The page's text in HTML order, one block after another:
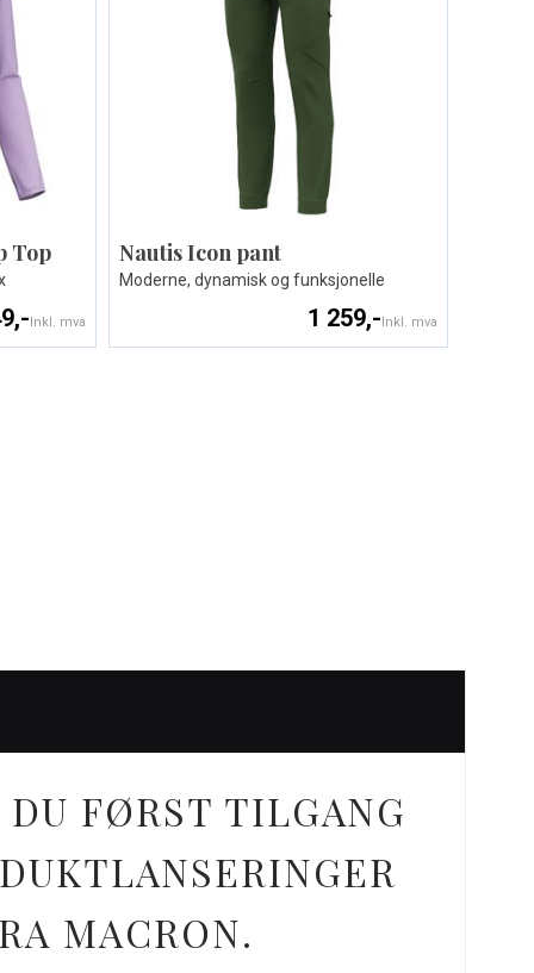
Top
Inkl. mva
Nautis Icon pant
Moderne, dynamisk og funksjonelle
1 259,-Inkl. mva
DU FØRST TILGANG
MACRON.